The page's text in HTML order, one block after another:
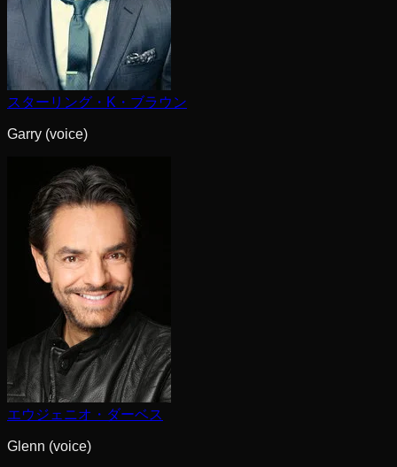
スターリング・K・ブラウン
Garry (voice)
エウジェニオ・ダーベス
Glenn (voice)